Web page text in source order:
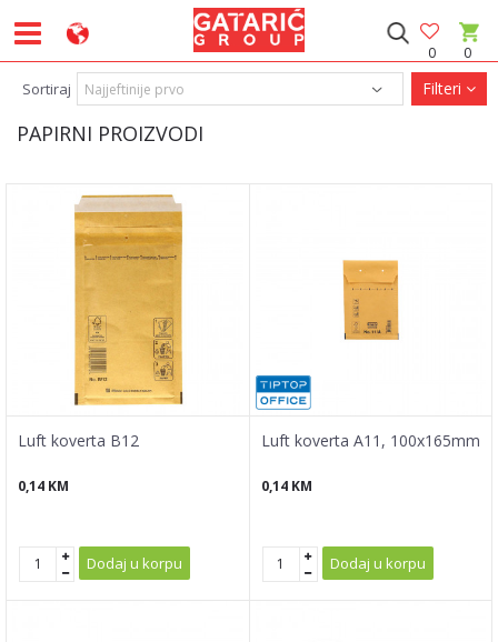
0
0
PAPIRNI PROIZVODI
Sortiraj Filteri
Luft koverta B12
0,14 KM
Dodaj u korpu
Luft koverta A11, 100x165mm
0,14 KM
Dodaj u korpu